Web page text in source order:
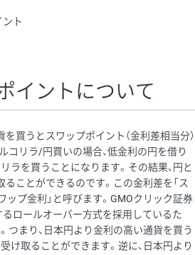
ント
イントについて
買うとスワップポイント（金利差相当分）
コリラ/円買いの場合、低金利の円を借り
ラを買うことになります。その結果、円と
ことができるのです。この金利差を「ス
ップ金利」と呼びます。GMOクリック証券
るロールオーバー方式を採用しているた
つまり、日本円より金利の高い通貨を買う
け取ることができます。逆に、日本円より